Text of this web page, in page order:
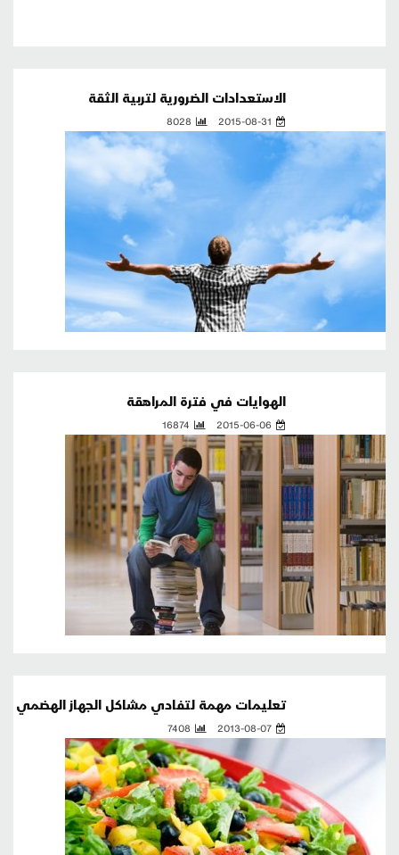
الاستعدادات الضرورية لتربية الثقة
2015-08-31
8028
الهوايات في فترة المراهقة
2015-06-06
16874
تعليمات مهمة لتفادي مشاكل الجهاز الهضمي
2013-08-07
7408